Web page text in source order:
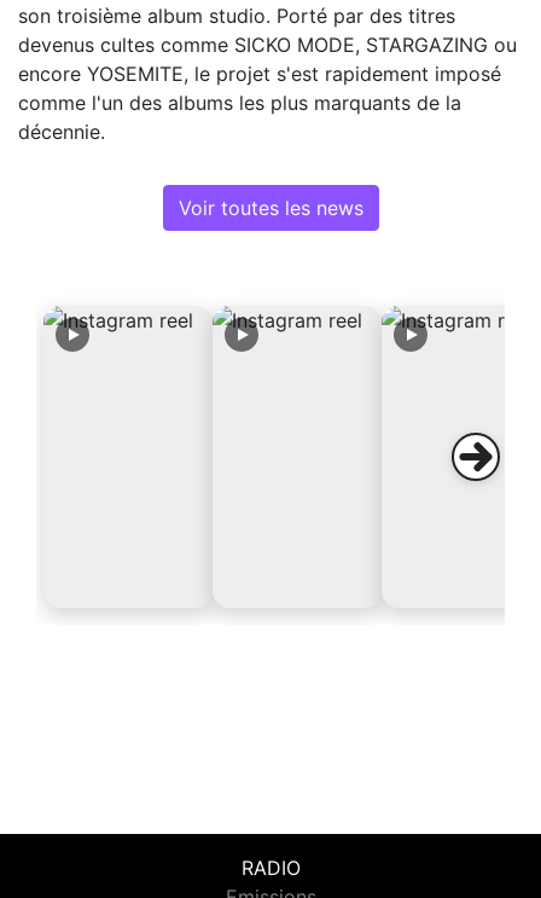
son troisième album studio. Porté par des titres
devenus cultes comme SICKO MODE, STARGAZING ou
encore YOSEMITE, le projet s'est rapidement imposé
comme l'un des albums les plus marquants de la
décennie.
Voir toutes les news
RADIO